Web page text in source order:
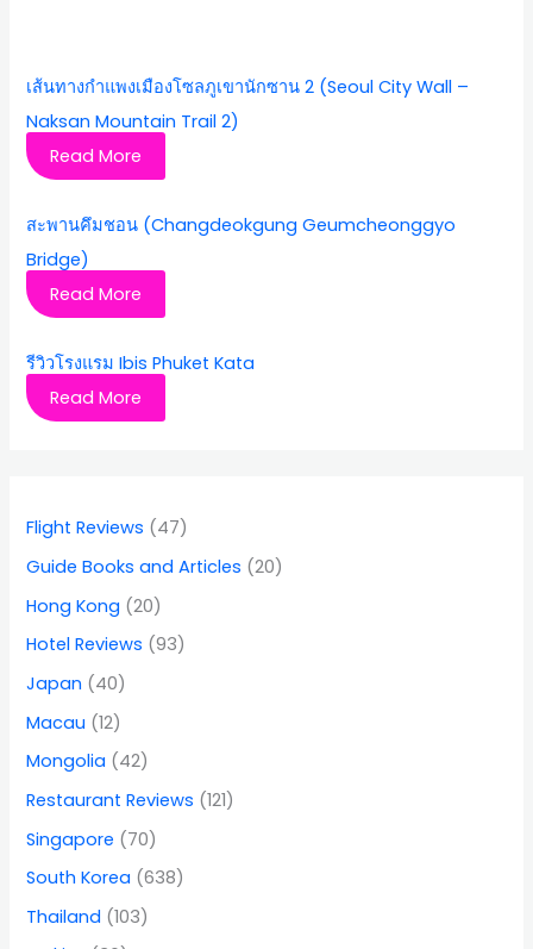
เส้นทางกำแพงเมืองโซลภูเขานักซาน 2 (Seoul City Wall –
Naksan Mountain Trail 2)
Read More
สะพานคึมชอน (Changdeokgung Geumcheonggyo
Bridge)
Read More
รีวิวโรงแรม Ibis Phuket Kata
Read More
Flight Reviews (47)
Guide Books and Articles (20)
Hong Kong (20)
Hotel Reviews (93)
Japan (40)
Macau (12)
Mongolia (42)
Restaurant Reviews (121)
Singapore (70)
South Korea (638)
Thailand (103)